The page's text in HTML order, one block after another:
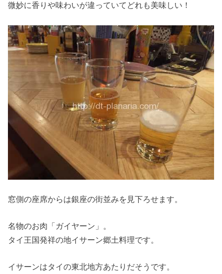
微妙に香りや味わいが違っていてどれも美味しい！
窓側の座席からは銀座の街並みを見下ろせます。
名物のお肉「ガイヤーン」。
タイ王国発祥の地イサーン郷土料理です。
イサーンはタイの東北地方あたりだそうです。